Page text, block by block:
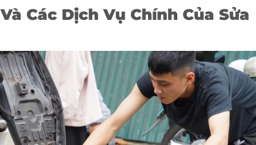
Các Dịch Vụ Chính Của Sửa